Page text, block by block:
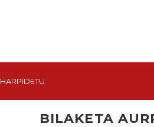
HARPIDETU
BILAKETA